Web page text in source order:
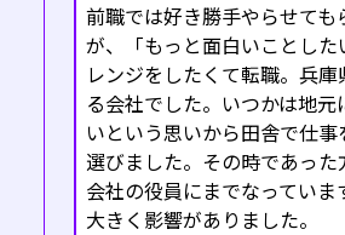
前職では好き勝手やらせても
が、「もっと面白いことした
レンジをしたくて転職。兵
る会社でした。いつかは地
いという思いから田舎で仕
選びました。その時であっ
会社の役員にまでなっていま
大きく影響がありました。